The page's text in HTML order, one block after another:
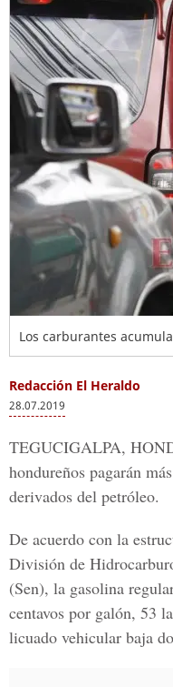
Los carburantes
Redacción El Heraldo
28.07.2019
TEGUCIGALPA,
hondureños pagarán
derivados del petróleo.
De acuerdo con la
División de
(Sen), la gasolina
centavos por galón, 53
licuado vehicular baja